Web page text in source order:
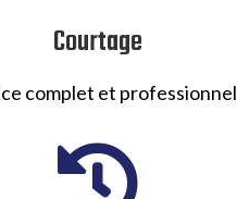
Courtage
complet et professionnel